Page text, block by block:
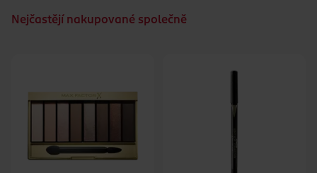
Nejčastějí nakupované společně